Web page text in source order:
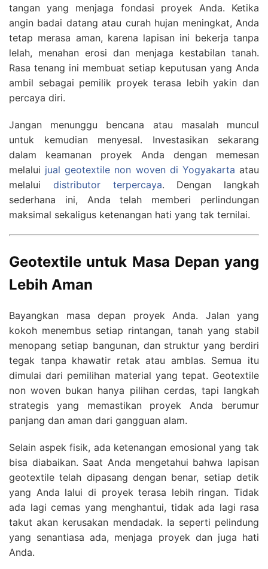
tangan yang menjaga fondasi proyek Anda. Ketika
angin badai datang atau curah hujan meningkat, Anda
tetap merasa aman, karena lapisan ini bekerja tanpa
lelah, menahan erosi dan menjaga kestabilan tanah.
Rasa tenang ini membuat setiap keputusan yang Anda
ambil sebagai pemilik proyek terasa lebih yakin dan
percaya diri.
Jangan menunggu bencana atau masalah muncul
untuk kemudian menyesal. Investasikan sekarang
dalam keamanan proyek Anda dengan memesan
melalui jual geotextile non woven di Yogyakarta atau
melalui distributor terpercaya. Dengan langkah
sederhana ini, Anda telah memberi perlindungan
maksimal sekaligus ketenangan hati yang tak ternilai.
Geotextile untuk Masa Depan yang
Lebih Aman
Bayangkan masa depan proyek Anda. Jalan yang
kokoh menembus setiap rintangan, tanah yang stabil
menopang setiap bangunan, dan struktur yang berdiri
tegak tanpa khawatir retak atau amblas. Semua itu
dimulai dari pemilihan material yang tepat. Geotextile
non woven bukan hanya pilihan cerdas, tapi langkah
strategis yang memastikan proyek Anda berumur
panjang dan aman dari gangguan alam.
Selain aspek fisik, ada ketenangan emosional yang tak
bisa diabaikan. Saat Anda mengetahui bahwa lapisan
geotextile telah dipasang dengan benar, setiap detik
yang Anda lalui di proyek terasa lebih ringan. Tidak
ada lagi cemas yang menghantui, tidak ada lagi rasa
takut akan kerusakan mendadak. Ia seperti pelindung
yang senantiasa ada, menjaga proyek dan juga hati
Anda.